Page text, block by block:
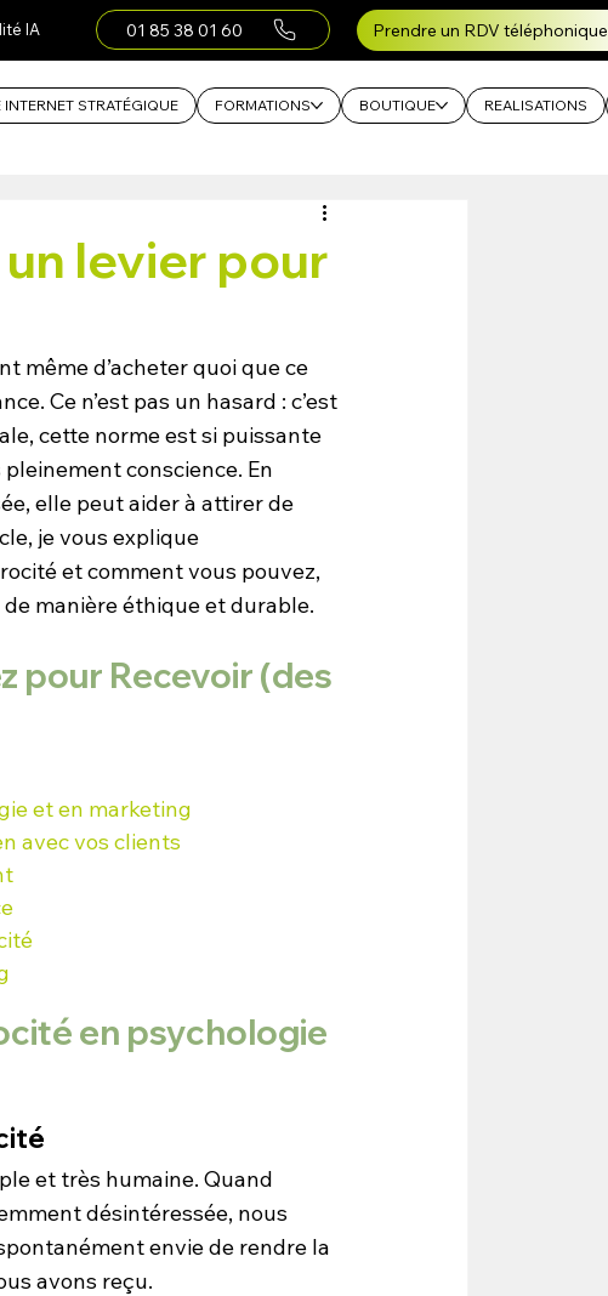
INTERNET STRATÉGIQUE FORMATIONS BOUTIQUE REALISATIONS
IA 01 85 38 01 60 Prendre un RDV téléphonique
levier pour
même d’acheter quoi que ce
Ce n’est pas un hasard : c’est
cette norme est si puissante
conscience. En
elle peut aider à attirer de
je vous explique
et comment vous pouvez,
manière éthique et durable.
pour Recevoir (des
et en marketing
avec vos clients
en psychologie
et très humaine. Quand
désintéressée, nous
envie de rendre la
avons reçu.